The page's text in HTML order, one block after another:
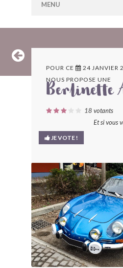
MENU
ARCHIVES
LES
LE BLOG
MODÈLES
COMMENT
POUR CE 24 JANVIER
NOUS PROPOSE UNE
Berlinette
18 votants
Et si vous
JE VOTE !